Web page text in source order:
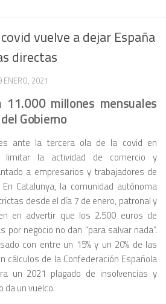
vuelve a dejar España
directas
ENERO, 2021
11.000 millones mensuales
Gobierno
ante la tercera ola de la covid en
limitar la actividad de comercio y
a empresarios y trabajadores de
Catalunya, la comunidad autónoma
desde el día 7 de enero, patronal y
en advertir que los 2.500 euros de
negocio no dan “para salvar nada”.
con entre un 15% y un 20% de las
cálculos de la Confederación Española
un 2021 plagado de insolvencias y
da un vuelco.